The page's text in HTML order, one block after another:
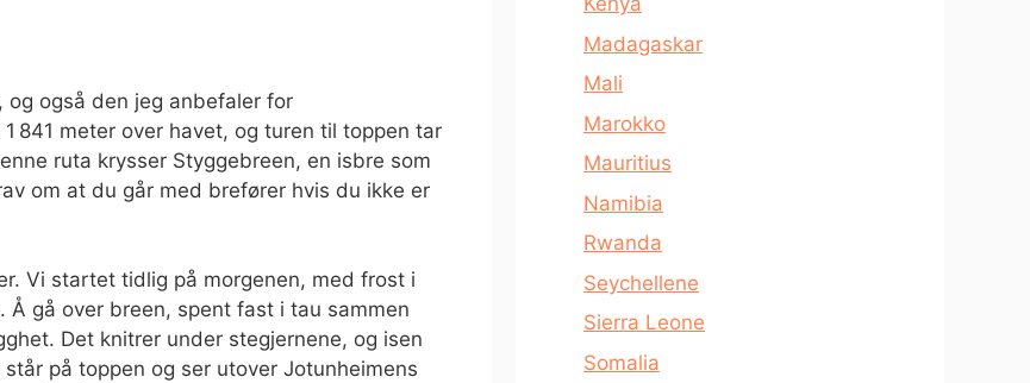
også den jeg anbefaler for
841 meter over havet, og turen til toppen tar
ruta krysser Styggebreen, en isbre som
om at du går med brefører hvis du ikke er
Vi startet tidlig på morgenen, med frost i
gå over breen, spent fast i tau sammen
Det knitrer under stegjernene, og isen
på toppen og ser utover Jotunheimens
Madagaskar
Mali
Marokko
Mauritius
Namibia
Rwanda
Seychellene
Sierra Leone
Somalia